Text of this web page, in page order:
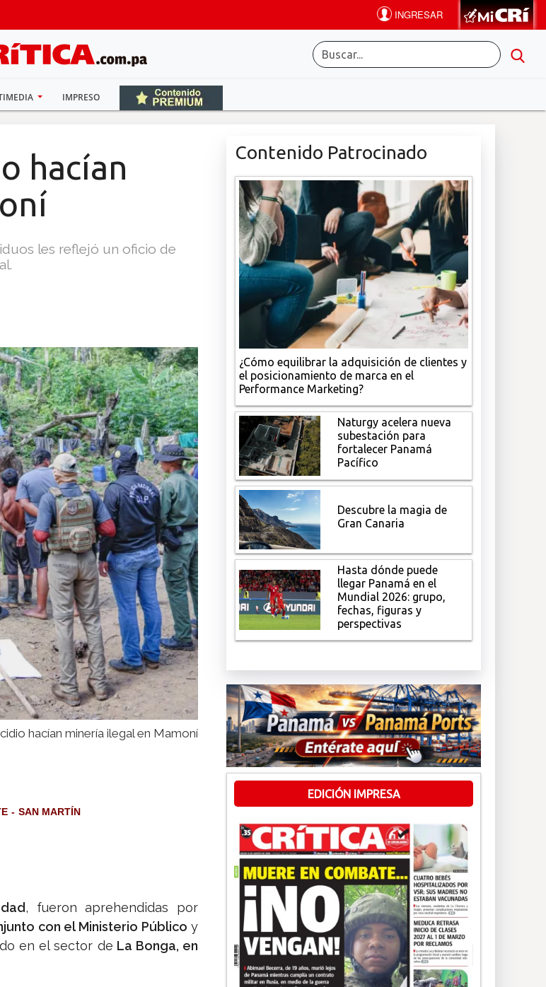
IMPRESO
hacían
les reflejó un oficio de
hacían minería ilegal en Mamoní
SAN MARTÍN
, fueron aprehendidas por
con el Ministerio Públicoy
en el sector de La Bonga, en
Contenido Patrocinado
¿Cómo equilibrar la adquisición de clientes y
el posicionamiento de marca en el
Performance Marketing?
Naturgy acelera nueva
subestación para
fortalecer Panamá
Pacífico
Descubre la magia de
Gran Canaria
Hasta dónde puede
llegar Panamá en el
Mundial 2026: grupo,
fechas, figuras y
perspectivas
EDICIÓN IMPRESA